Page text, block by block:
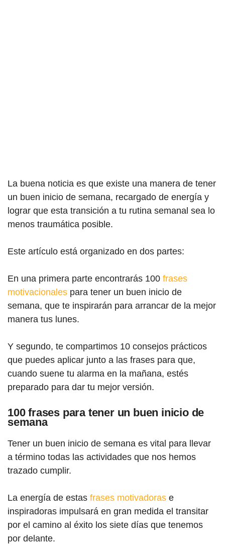
La buena noticia es que existe una manera de tener
un buen inicio de semana, recargado de energía y
lograr que esta transición a tu rutina semanal sea lo
menos traumática posible.
Este artículo está organizado en dos partes:
En una primera parte encontrarás 100 frases
motivacionales para tener un buen inicio de
semana, que te inspirarán para arrancar de la mejor
manera tus lunes.
Y segundo, te compartimos 10 consejos prácticos
que puedes aplicar junto a las frases para que,
cuando suene tu alarma en la mañana, estés
preparado para dar tu mejor versión.
100 frases para tener un buen inicio de
semana
Tener un buen inicio de semana es vital para llevar
a término todas las actividades que nos hemos
trazado cumplir.
La energía de estas frases motivadoras e
inspiradoras impulsará en gran medida el transitar
por el camino al éxito los siete días que tenemos
por delante.